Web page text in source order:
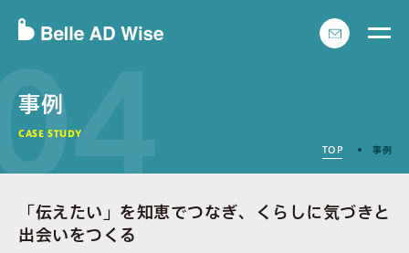
事例
CASE STUDY
TOP
事例
「伝えたい」を知恵でつなぎ、くらしに気づきと
出会いをつくる